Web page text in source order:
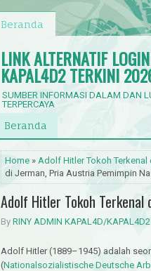
Beranda
LINK ALTERNATIF
KAPAL4D2 TERKINI
SUMBER INFORMASI DALAM DAN
TERPERCAYA
Beranda
Home » Adolf Hitler Tokoh Terkenal
di Jerman, Pria Austria Pemimpin
Adolf Hitler Tokoh Terkenal
By RINY ADMIN KAPAL4D/KAPAL4D2
Adolf Hitler (1889–1945) adalah
(Nationalsozialistische Deutsche